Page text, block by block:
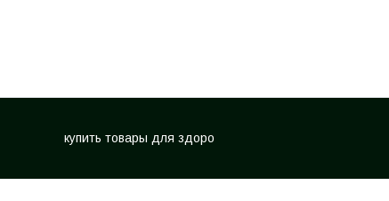
купить товары для здоро